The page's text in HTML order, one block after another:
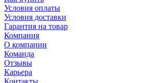
Условия оплаты
Условия доставки
Гарантия на товар
Компания
О компании
Команда
Отзывы
Карьера
Контакты